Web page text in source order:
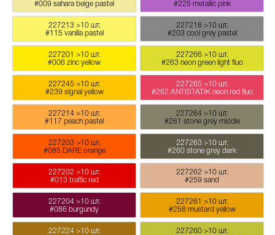
#009 sahara beige pastel
227213
#115 vanilla pastel
>10 шт.
227201
#006 zinc yellow
>10 шт.
227245
#239 signal yellow
>10 шт.
227214
#117 peach pastel
>10 шт.
227203
#085 DARE orange
>10 шт.
227202
#013 traffic red
>10 шт.
227204
#086 burgundy
>10 шт.
227224 >10 шт.
#225 metallic pink
227218
#203 cool grey pastel
>10 шт.
227266
#263 neon green light fluo
>10 шт.
227265
#262 ANTISTATIK neon red fluo
>10 шт.
227264
#261 stone grey middle
>10 шт.
227263
#260 stone grey dark
>10 шт.
227262
#259 sand
>10 шт.
227261
#258 mustard yellow
>10 шт.
227260 >10 шт.